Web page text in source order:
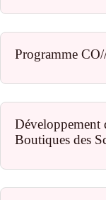
Programme
Développement
Boutiques des